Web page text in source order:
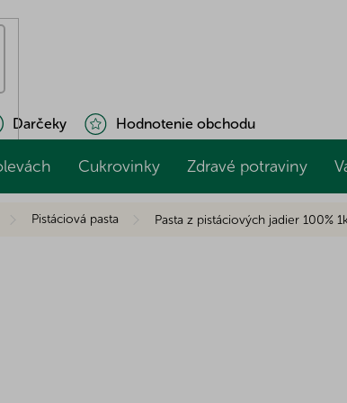
Darčeky Hodnotenie obchodu
Cukrovinky Zdravé potraviny
Pistáciová pasta Pasta z pistáciových jadier 100%